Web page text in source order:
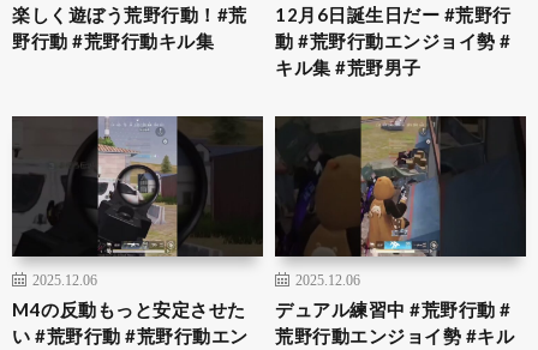
楽しく遊ぼう荒野行動！#荒
野行動 #荒野行動キル集
12月6日誕生日だー #荒野行
動 #荒野行動エンジョイ勢 #
キル集 #荒野男子
2025.12.06
M4の反動もっと安定させた
い #荒野行動 #荒野行動エン
2025.12.06
デュアル練習中 #荒野行動 #
荒野行動エンジョイ勢 #キル